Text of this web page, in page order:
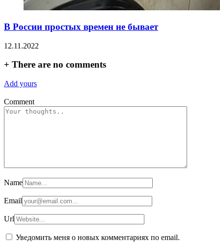
В России простых времен не бывает
12.11.2022
+ There are no comments
Add yours
Comment
Name
Email
Url
Уведомить меня о новых комментариях по email.